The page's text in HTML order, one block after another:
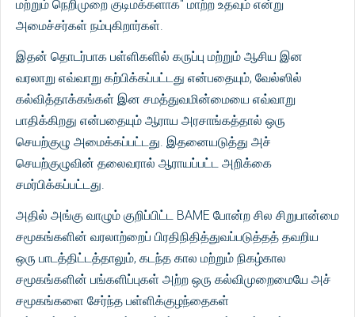
மற்றும் நெறிமுறை குடிமக்களாக" மாற்ற உதவும் என்று
அமைச்சர்கள் நம்புகிறார்கள்.
இதன் தொடர்பாக பள்ளிகளில் கருப்பு மற்றும் ஆசிய இன
வரலாறு எவ்வாறு கற்பிக்கப்பட்டது என்பதையும், வேல்ஸில்
கல்வித்தாக்கங்கள் இன சமத்துவமின்மையை எவ்வாறு
பாதிக்கிறது என்பதையும் ஆராய அரசாங்கத்தால் ஒரு
செயற்குழு அமைக்கப்பட்டது. இதனையடுத்து அச்
செயற்குழுவின் தலைவரால் ஆராயப்பட்ட அறிக்கை
சமர்பிக்கப்பட்டது.
அதில் அங்கு வாழும் குறிப்பிட்ட BAME போன்ற சில சிறுபான்மை
சமூகங்களின் வரலாற்றைப் பிரதிநிதித்துவப்படுத்தத் தவறிய
ஒரு பாடத்திட்டத்தாலும், கடந்த கால மற்றும் நிகழ்கால
சமூகங்களின் பங்களிப்புகள் அற்ற ஒரு கல்விமுறைமையே அச்
சமூகங்களை சேர்ந்த பள்ளிக்குழந்தைகள்